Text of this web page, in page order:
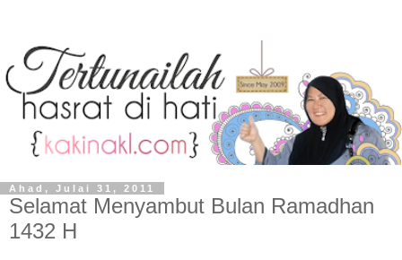
Ahad, Julai 31, 2011
Selamat Menyambut Bulan Ramadhan
1432 H